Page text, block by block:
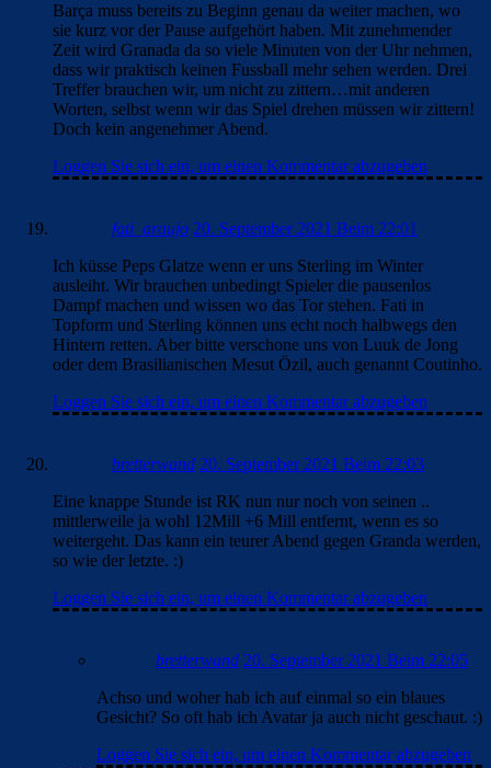
Barça muss bereits zu Beginn genau da weiter machen, wo
sie kurz vor der Pause aufgehört haben. Mit zunehmender
Zeit wird Granada da so viele Minuten von der Uhr nehmen,
dass wir praktisch keinen Fussball mehr sehen werden. Drei
Treffer brauchen wir, um nicht zu zittern…mit anderen
Worten, selbst wenn wir das Spiel drehen müssen wir zittern!
Doch kein angenehmer Abend.
Loggen Sie sich ein, um einen Kommentar abzugeben
fati_araujo 20. September 2021 Beim 22:01
Ich küsse Peps Glatze wenn er uns Sterling im Winter
ausleiht. Wir brauchen unbedingt Spieler die pausenlos
Dampf machen und wissen wo das Tor stehen. Fati in
Topform und Sterling können uns echt noch halbwegs den
Hintern retten. Aber bitte verschone uns von Luuk de Jong
oder dem Brasilianischen Mesut Özil, auch genannt Coutinho.
Loggen Sie sich ein, um einen Kommentar abzugeben
bretterwand 20. September 2021 Beim 22:03
Eine knappe Stunde ist RK nun nur noch von seinen ..
mittlerweile ja wohl 12Mill +6 Mill entfernt, wenn es so
weitergeht. Das kann ein teurer Abend gegen Granda werden,
so wie der letzte. :)
Loggen Sie sich ein, um einen Kommentar abzugeben
bretterwand 20. September 2021 Beim 22:05
Achso und woher hab ich auf einmal so ein blaues
Gesicht? So oft hab ich Avatar ja auch nicht geschaut. :)
Loggen Sie sich ein, um einen Kommentar abzugeben